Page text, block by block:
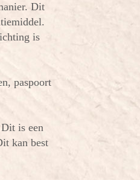
Dit
is
paspoort
is een
kan best